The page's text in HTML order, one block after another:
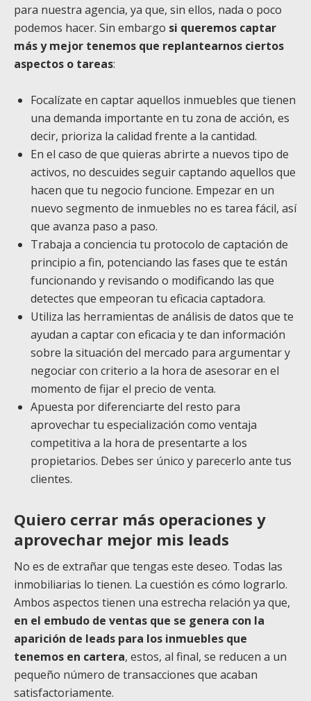
para nuestra agencia, ya que, sin ellos, nada o poco
podemos hacer. Sin embargo si queremos captar
más y mejor tenemos que replantearnos ciertos
aspectos o tareas:
Focalízate en captar aquellos inmuebles que tienen
una demanda importante en tu zona de acción, es
decir, prioriza la calidad frente a la cantidad.
En el caso de que quieras abrirte a nuevos tipo de
activos, no descuides seguir captando aquellos que
hacen que tu negocio funcione. Empezar en un
nuevo segmento de inmuebles no es tarea fácil, así
que avanza paso a paso.
Trabaja a conciencia tu protocolo de captación de
principio a fin, potenciando las fases que te están
funcionando y revisando o modificando las que
detectes que empeoran tu eficacia captadora.
Utiliza las herramientas de análisis de datos que te
ayudan a captar con eficacia y te dan información
sobre la situación del mercado para argumentar y
negociar con criterio a la hora de asesorar en el
momento de fijar el precio de venta.
Apuesta por diferenciarte del resto para
aprovechar tu especialización como ventaja
competitiva a la hora de presentarte a los
propietarios. Debes ser único y parecerlo ante tus
clientes.
Quiero cerrar más operaciones y
aprovechar mejor mis leads
No es de extrañar que tengas este deseo. Todas las
inmobiliarias lo tienen. La cuestión es cómo lograrlo.
Ambos aspectos tienen una estrecha relación ya que,
en el embudo de ventas que se genera con la
aparición de leads para los inmuebles que
tenemos en cartera, estos, al final, se reducen a un
pequeño número de transacciones que acaban
satisfactoriamente.